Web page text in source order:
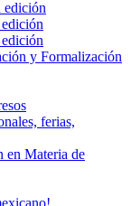
edición
y Formalización
ferias,
en Materia de